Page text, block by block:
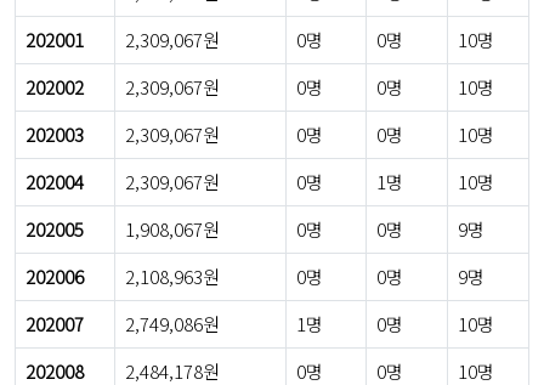
202001
2,309,067원 0명 0명
10명
202002
2,309,067원 0명 0명
10명
202003
2,309,067원 0명 0명
10명
202004
2,309,067원 0명 1명
10명
202005
1,908,067원 0명 0명
9명
202006
2,108,963원 0명 0명
9명
202007
2,749,086원 1명 0명
10명
202008
2,484,178원 0명 0명
10명